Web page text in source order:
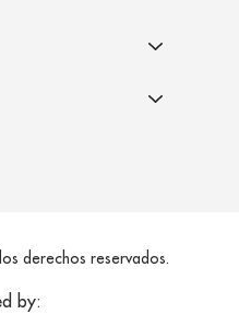
derechos reservados.
by: